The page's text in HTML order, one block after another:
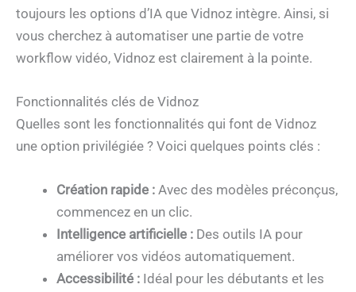
toujours les options d’IA que Vidnoz intègre. Ainsi, si
vous cherchez à automatiser une partie de votre
workflow vidéo, Vidnoz est clairement à la pointe.
Fonctionnalités clés de Vidnoz
Quelles sont les fonctionnalités qui font de Vidnoz
une option privilégiée ? Voici quelques points clés :
Création rapide : Avec des modèles préconçus,
commencez en un clic.
Intelligence artificielle : Des outils IA pour
améliorer vos vidéos automatiquement.
Accessibilité : Idéal pour les débutants et les